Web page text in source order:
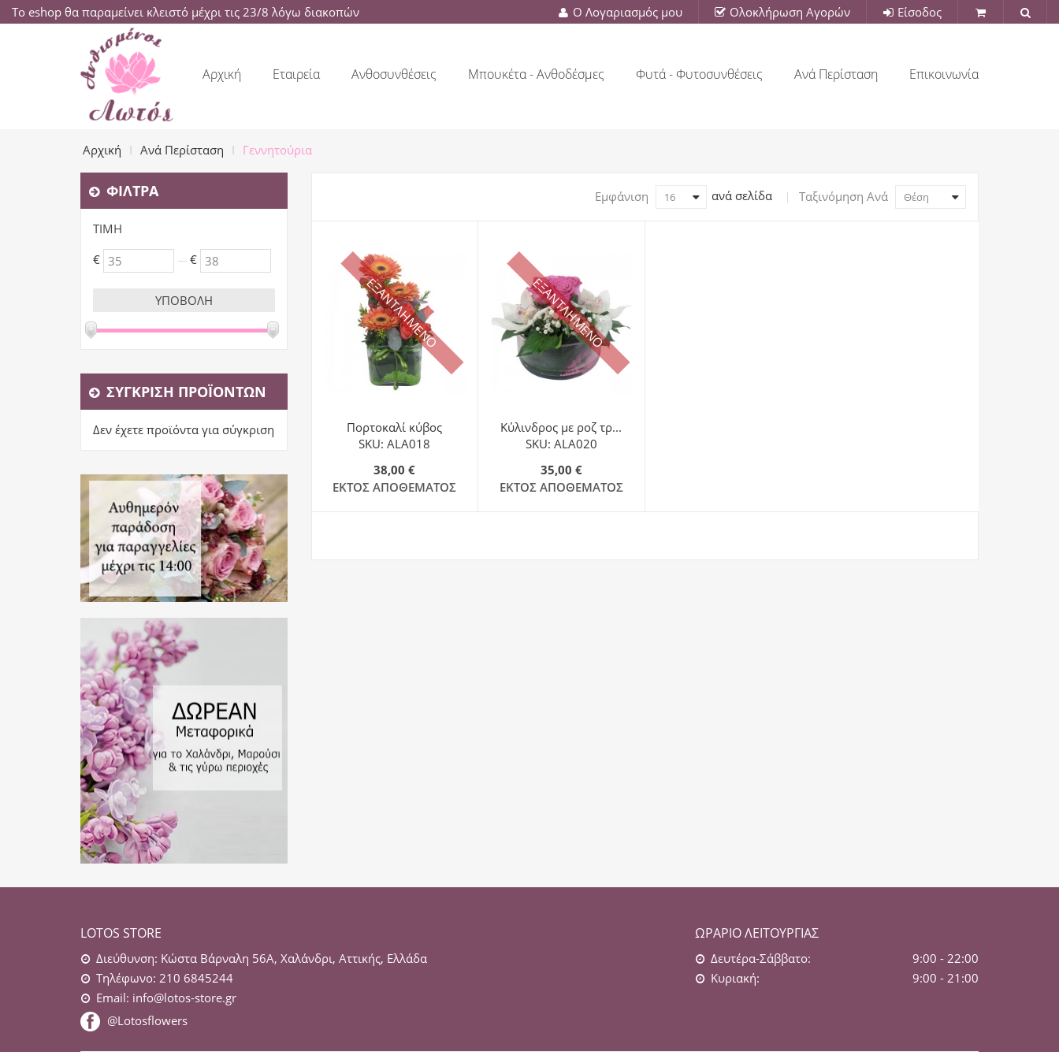
Το eshop θα παραμείνει κλειστό μέχρι τις 23/8 λόγω διακοπών Ο Λογαριασμός μου Ολοκλήρωση Αγορών Είσοδος
Αρχική Εταιρεία Ανθοσυνθέσεις Μπουκέτα - Ανθοδέσμες Φυτά - Φυτοσυνθέσεις Ανά Περίσταση Επικοινωνία
Αρχική Ανά Περίσταση Γεννητούρια
ΦΊΛΤΡΑ
ΤΙΜΉ
€
€
ΣΎΓΚΡΙΣΗ ΠΡΟΪΌΝΤΩΝ
Δεν έχετε προϊόντα για σύγκριση
Εμφάνιση 16 ανά σελίδα Ταξινόμηση Ανά Θέση
ΕΞΑΝΤΛΗΜΕΝΟ
Πορτοκαλί κύβος
SKU: ALA018
38,00 €
ΕΚΤΌΣ ΑΠΟΘΈΜΑΤΟΣ
ΕΞΑΝΤΛΗΜΕΝΟ
Κύλινδρος με ροζ τρ...
SKU: ALA020
35,00 €
ΕΚΤΌΣ ΑΠΟΘΈΜΑΤΟΣ
LOTOS STORE
Διεύθυνση: Κώστα Βάρναλη 56Α, Χαλάνδρι, Αττικής, Ελλάδα
Τηλέφωνο: 210 6845244
Email: info@lotos-store.gr
@Lotosflowers
ΩΡΆΡΙΟ ΛΕΙΤΟΥΡΓΊΑΣ
Δευτέρα-Σάββατο:
9:00 - 22:00
Κυριακή:
9:00 - 21:00